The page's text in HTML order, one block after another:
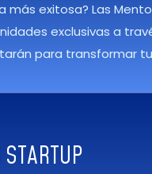
más exitosa? Las
exclusivas a
para transformar